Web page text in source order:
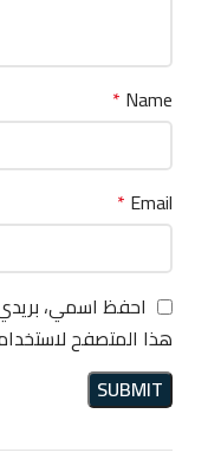
Name
*
Email
*
احفظ اسمي، بريدي
هذا المتصفح